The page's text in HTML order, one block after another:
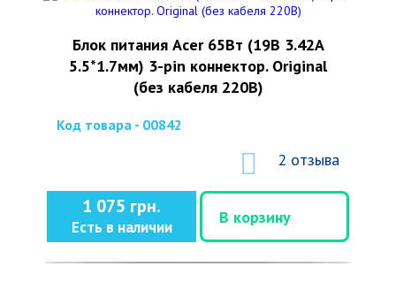
Блок питания Acer 65Вт (19В 3.42А
5.5*1.7мм) 3-pin коннектор. Original
(без кабеля 220В)
Код товара - 00842
2 отзыва
1 075 грн.
Есть в наличии
В корзину